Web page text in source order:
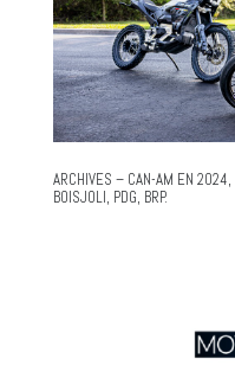
ARCHIVES – CAN-AM EN 2024,
BOISJOLI, PDG, BRP.